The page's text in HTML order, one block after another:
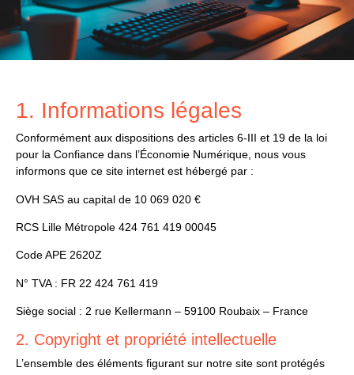
1. Informations légales
Conformément aux dispositions des articles 6-III et 19 de la loi
pour la Confiance dans l’Économie Numérique, nous vous
informons que ce site internet est hébergé par :
OVH SAS au capital de 10 069 020 €
RCS Lille Métropole 424 761 419 00045
Code APE 2620Z
N° TVA : FR 22 424 761 419
Siège social : 2 rue Kellermann – 59100 Roubaix – France
2. Copyright et propriété intellectuelle
L’ensemble des éléments figurant sur notre site sont protégés